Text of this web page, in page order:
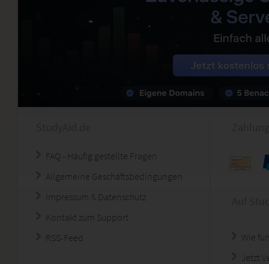
FAQ - Häufig gestellte Fragen
Allgemeine Geschäftsbedingungen
Impressum & Datenschutz
Kontakt zum Support
RSS-Feed
Wie
Jetzt